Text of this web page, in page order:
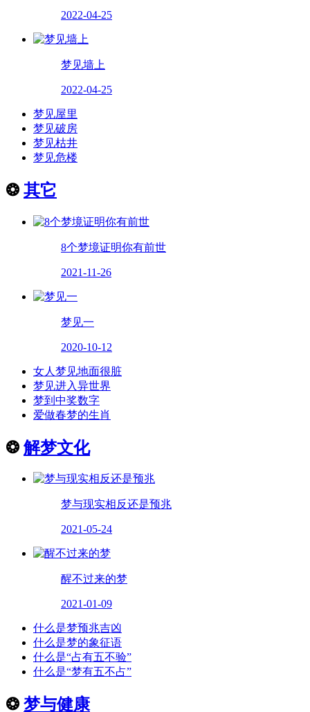
2022-04-25
梦见墙上
2022-04-25
梦见屋里
梦见破房
梦见枯井
梦见危楼
❂ 其它
8个梦境证明你有前世
2021-11-26
梦见一
2020-10-12
女人梦见地面很脏
梦见进入异世界
梦到中奖数字
爱做春梦的生肖
❂ 解梦文化
梦与现实相反还是预兆
2021-05-24
醒不过来的梦
2021-01-09
什么是梦预兆吉凶
什么是梦的象征语
什么是“占有五不验”
什么是“梦有五不占”
❂ 梦与健康